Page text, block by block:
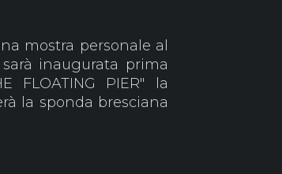
mostra personale al
inaugurata prima
FLOATING PIER" la
la sponda bresciana